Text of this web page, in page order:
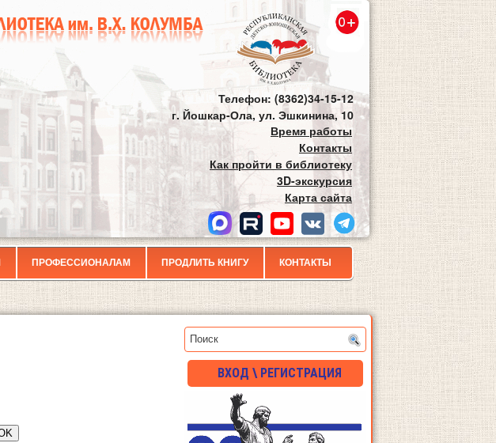
Телефон: (8362)34-15-12
г. Йошкар-Ола, ул. Эшкинина, 10
Время работы
Контакты
Как пройти в библиотеку
3D-экскурсия
Карта сайта
ПРОФЕССИОНАЛАМ ПРОДЛИТЬ КНИГУ КОНТАКТЫ
ВХОД \ РЕГИСТРАЦИЯ